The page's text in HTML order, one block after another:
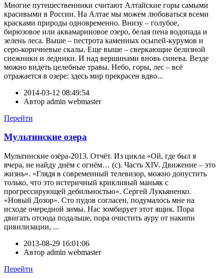
Многие путешественники считают Алтайские горы самыми
красивыми в России. На Алтае мы можем любоваться всеми
красками природы одновременно. Внизу – голубое,
бирюзовое или аквамариновое озеро, белая пена водопада и
зелень леса. Выше – пестрота каменных осыпей-курумов и
серо-коричневые скалы. Еще выше – сверкающие белизной
снежники и ледники. И над вершинами вновь синева. Везде
можно видеть целебные травы. Небо, горы, лес – всё
отражается в озере: здесь мир прекрасен вдво...
2014-03-12 08:49:54
Автор admin webmaster
Перейти
Мультинские озера
Мультинские озёра-2013. Отчёт. Из цикла «Ой, где был я
вчера, не найду днём с огнём… (с). Часть XIV. Движение – это
жизнь». «Глядя в современный телевизор, можно допустить
только, что это истеричный крикливый маньяк с
прогрессирующей дебильностью». Сергей Лукьяненко.
«Новый Дозор». Сто пудов согласен, подумалось мне на
исходе очередной зимы. Нас зомбирует этот ящик. Пора
двигать отсюда подальше, пора очистить ауру от накипи
цивилизации, ...
2013-08-29 16:01:06
Автор admin webmaster
Перейти